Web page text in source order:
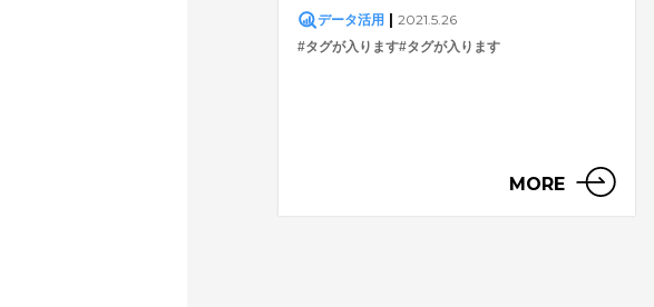
データ活用 |2021.5.26
#タグが入ります#タグが入ります
MORE